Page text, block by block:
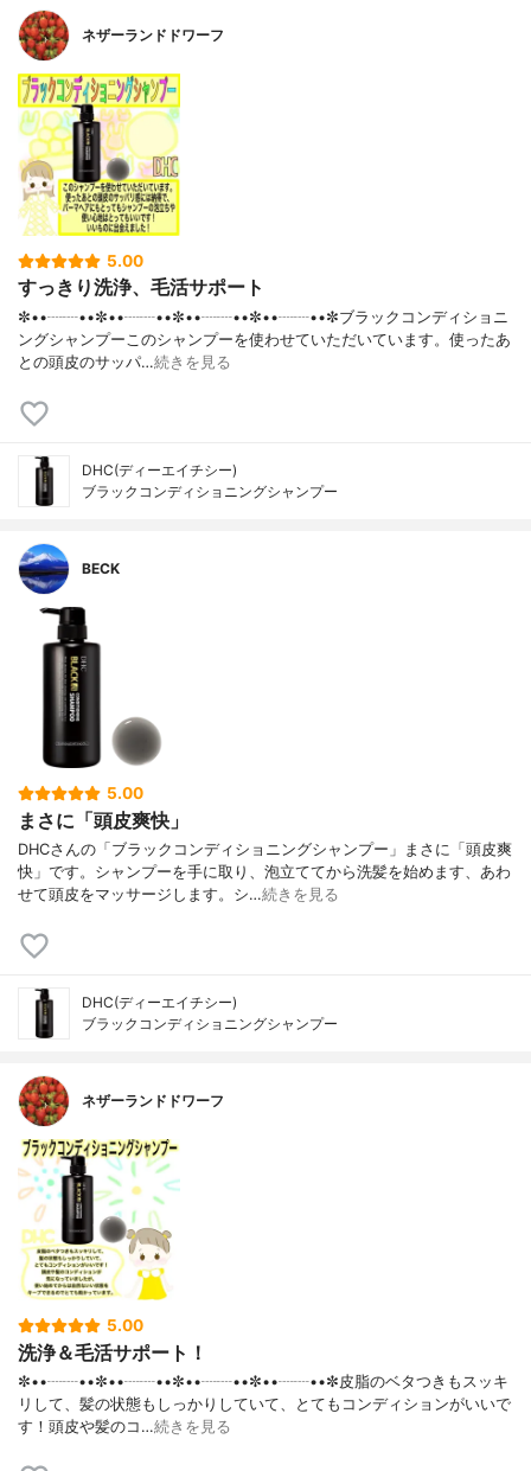
ネザーランドドワーフ
5.00
すっきり洗浄、毛活サポート
✼••┈┈••✼••┈┈••✼••┈┈••✼••┈┈••✼ブラックコンディショニ
ングシャンプーこのシャンプーを使わせていただいています。使ったあ
との頭皮のサッパ…続きを見る
DHC(ディーエイチシー)
ブラックコンディショニングシャンプー
BECK
5.00
まさに「頭皮爽快」
DHCさんの「ブラックコンディショニングシャンプー」まさに「頭皮爽
快」です。シャンプーを手に取り、泡立ててから洗髪を始めます、あわ
せて頭皮をマッサージします。シ…続きを見る
DHC(ディーエイチシー)
ブラックコンディショニングシャンプー
ネザーランドドワーフ
5.00
洗浄＆毛活サポート！
✼••┈┈••✼••┈┈••✼••┈┈••✼••┈┈••✼皮脂のベタつきもスッキ
リして、髪の状態もしっかりしていて、とてもコンディションがいいで
す！頭皮や髪のコ…続きを見る